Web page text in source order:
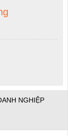
NGHIỆP